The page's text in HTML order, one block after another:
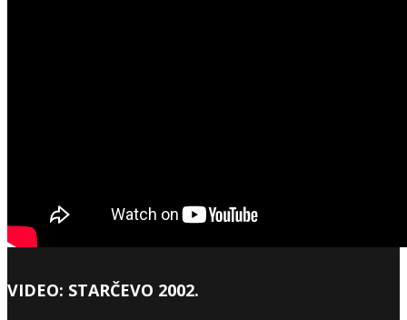
VIDEO: STARČEVO 2002.